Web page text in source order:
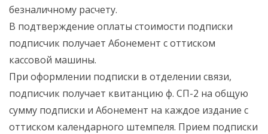
безналичному расчету.
В подтверждение оплаты стоимости подписки
подписчик получает Абонемент с оттиском
кассовой машины.
При оформлении подписки в отделении связи,
подписчик получает квитанцию ф. СП-2 на общую
сумму подписки и Абонемент на каждое издание с
оттиском календарного штемпеля. Прием подписки